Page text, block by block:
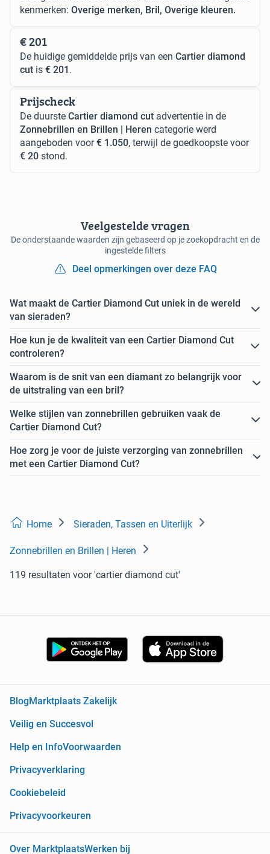
kenmerken: Overige merken, Bril, Overige kleuren.
€ 201
De huidige gemiddelde prijs van een Cartier diamond
cut is € 201 .
Prijscheck
De duurste Cartier diamond cut advertentie in de
Zonnebrillen en Brillen | Heren categorie werd
aangeboden voor€ 1.050, terwijl de goedkoopste voor
€ 20 stond.
Veelgestelde vragen
De onderstaande waarden zijn gebaseerd op je zoekopdracht en de
ingestelde filters
Deel opmerkingen over deze FAQ
Wat maakt de Cartier Diamond Cut uniek in de wereld
van sieraden?
Hoe kun je de kwaliteit van een Cartier Diamond Cut
controleren?
Waarom is de snit van een diamant zo belangrijk voor
de uitstraling van een bril?
Welke stijlen van zonnebrillen gebruiken vaak de
Cartier Diamond Cut?
Hoe zorg je voor de juiste verzorging van zonnebrillen
met een Cartier Diamond Cut?
Home Sieraden, Tassen en Uiterlijk
Zonnebrillen en Brillen | Heren
119 resultaten voor 'cartier diamond cut'
BlogMarktplaats Zakelijk
Veilig en Succesvol
Help en InfoVoorwaarden
Privacyverklaring
Cookiebeleid
Privacyvoorkeuren
Over MarktplaatsWerken bij